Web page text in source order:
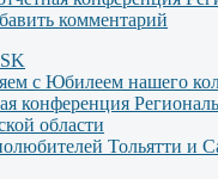
комментарий
с Юбилеем нашего
конференция
области
Тольятти и